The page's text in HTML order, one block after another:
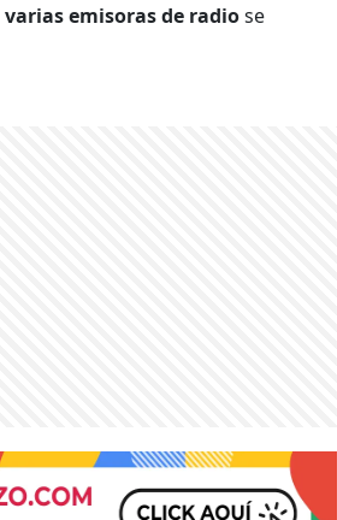
varias emisoras de radiose